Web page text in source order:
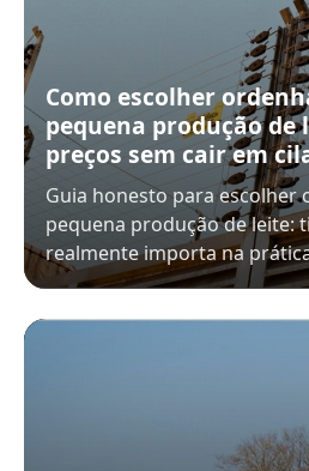
Como escolher
pequena produção de
preços sem cair em
Guia honesto para escolher
pequena produção de leite:
realmente importa na